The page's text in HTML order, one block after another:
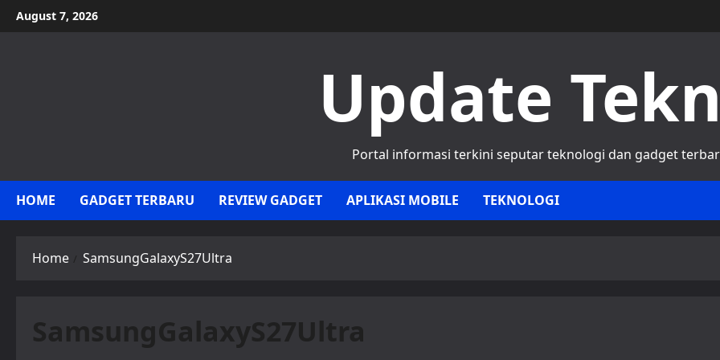
Skip
to
August 7, 2026
Update
Portal informasi terkini seputar teknologi dan gadget
HOME GADGET TERBARU REVIEW GADGET APLIKASI MOBILE TEKNOLOGI
Home SamsungGalaxyS27Ultra
SamsungGalaxyS27Ultra